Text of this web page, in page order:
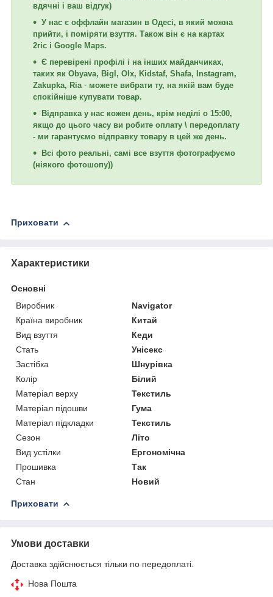
вдячні і ваш відгук)
У нас є оффлайн магазин в Одесі, в який можна
прийти, і поміряти взуття. Також він є на картах
2гіс і Google Maps.
Є перевірені профілі і на інших майданчиках,
таких як Obyava, Bigl, Olx, Kidstaf, Shafa, Instagram,
Zakupka, Ria- можете вибрати ту, на якій вам буде
спокійніше купувати товар.
Відправка у нас кожен день, крім неділі о 15:00,
якщо до цього часу ви робите оплату \ передоплату
- ми гарантуємо відправку товару в цей же день.
Всі фото реальні, самі все взуття фотографуємо
(ніякого фотошопу))
Приховати
Характеристики
Основні
Виробник
Navigator
Країна виробник
Китай
Вид взуття
Кеди
Стать
Унісекс
Застібка
Шнурівка
Колір
Білий
Матеріал верху
Текстиль
Матеріал підошви
Гума
Матеріал підкладки
Текстиль
Сезон
Літо
Вид устілки
Ергономічна
Прошивка
Так
Стан
Новий
Приховати
Умови доставки
Доставка здійснюється тільки по передоплаті.
Нова Пошта